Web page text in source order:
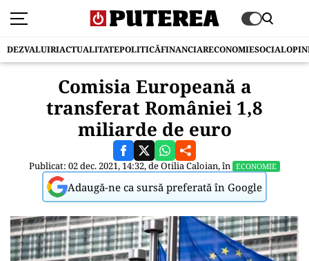
DEZVALUIRIACTUALITATEPOLITICĂFINANCIARECONOMIESOCIAL
Comisia Europeană a
transferat României 1,8
miliarde de euro
Publicat: 02 dec. 2021, 14:32, deOtilia Caloian, în ECONOMIE
Adaugă-ne ca sursă preferată în Google